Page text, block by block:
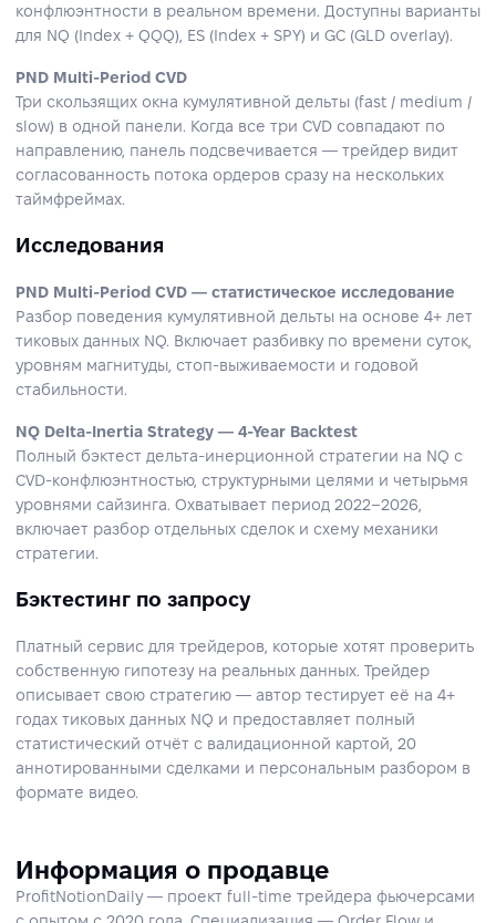
конфлюэнтности в реальном времени. Доступны варианты
для NQ (Index + QQQ), ES (Index + SPY) и GC (GLD overlay).
PND Multi-Period CVD
Три скользящих окна кумулятивной дельты (fast / medium /
slow) в одной панели. Когда все три CVD совпадают по
направлению, панель подсвечивается — трейдер видит
согласованность потока ордеров сразу на нескольких
таймфреймах.
Исследования
PND Multi-Period CVD — статистическое исследование
Разбор поведения кумулятивной дельты на основе 4+ лет
тиковых данных NQ. Включает разбивку по времени суток,
уровням магнитуды, стоп-выживаемости и годовой
стабильности.
NQ Delta-Inertia Strategy — 4-Year Backtest
Полный бэктест дельта-инерционной стратегии на NQ с
CVD-конфлюэнтностью, структурными целями и четырьмя
уровнями сайзинга. Охватывает период 2022–2026,
включает разбор отдельных сделок и схему механики
стратегии.
Бэктестинг по запросу
Платный сервис для трейдеров, которые хотят проверить
собственную гипотезу на реальных данных. Трейдер
описывает свою стратегию — автор тестирует её на 4+
годах тиковых данных NQ и предоставляет полный
статистический отчёт с валидационной картой, 20
аннотированными сделками и персональным разбором в
формате видео.
Информация о продавце
ProfitNotionDaily — проект full-time трейдера фьючерсами